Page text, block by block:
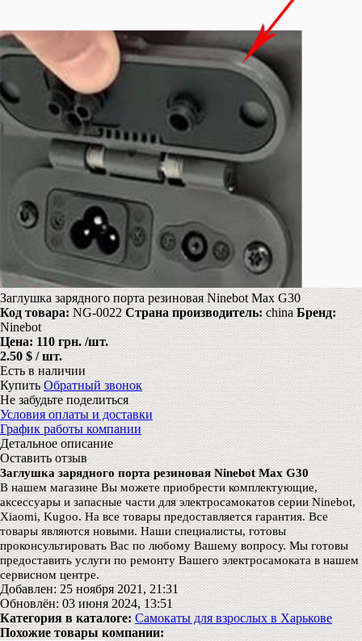
Заглушка зарядного порта резиновая Ninebot Max G30
Код товара:NG-0022 Страна производитель:china Бренд:
Ninebot
Цена:110 грн. /шт.
2.50 $ / шт.
Есть в наличии
Купить Обратный звонок
Не забудьте поделиться
Условия оплаты и доставки
График работы компании
Детальное описание
Оставить отзыв
Заглушка зарядного порта резиновая Ninebot Max G30
В нашем магазине Вы можете приобрести комплектующие,
аксессуары и запасные части для электросамокатов серии Ninebot,
Xiaomi, Kugoo. На все товары предоставляется гарантия. Все
товары являются новыми. Наши специалисты, готовы
проконсультировать Вас по любому Вашему вопросу. Мы готовы
предоставить услуги по ремонту Вашего электросамоката в нашем
сервисном центре.
Добавлен: 25 ноября 2021, 21:31
Обновлён: 03 июня 2024, 13:51
Категория в каталоге: Самокаты для взрослых в Харькове
Похожие товары компании: